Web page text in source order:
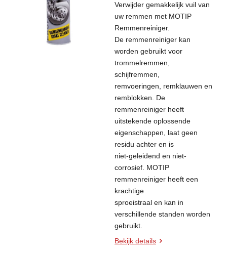
Verwijder gemakkelijk vuil van
uw remmen met MOTIP
Remmenreiniger.
De remmenreiniger kan
worden gebruikt voor
trommelremmen,
schijfremmen,
remvoeringen, remklauwen en
remblokken. De
remmenreiniger heeft
uitstekende oplossende
eigenschappen, laat geen
residu achter en is
niet-geleidend en niet-
corrosief. MOTIP
remmenreiniger heeft een
krachtige
sproeistraal en kan in
verschillende standen worden
gebruikt.
Bekijk details